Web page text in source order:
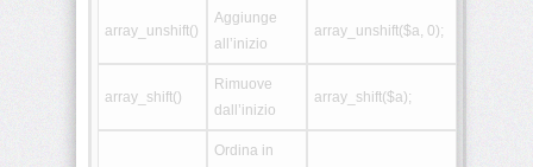
array_unshift()
Aggiunge
all’inizio
array_unshift($a, 0);
array_shift()
Rimuove
dall’inizio
array_shift($a);
Ordina in